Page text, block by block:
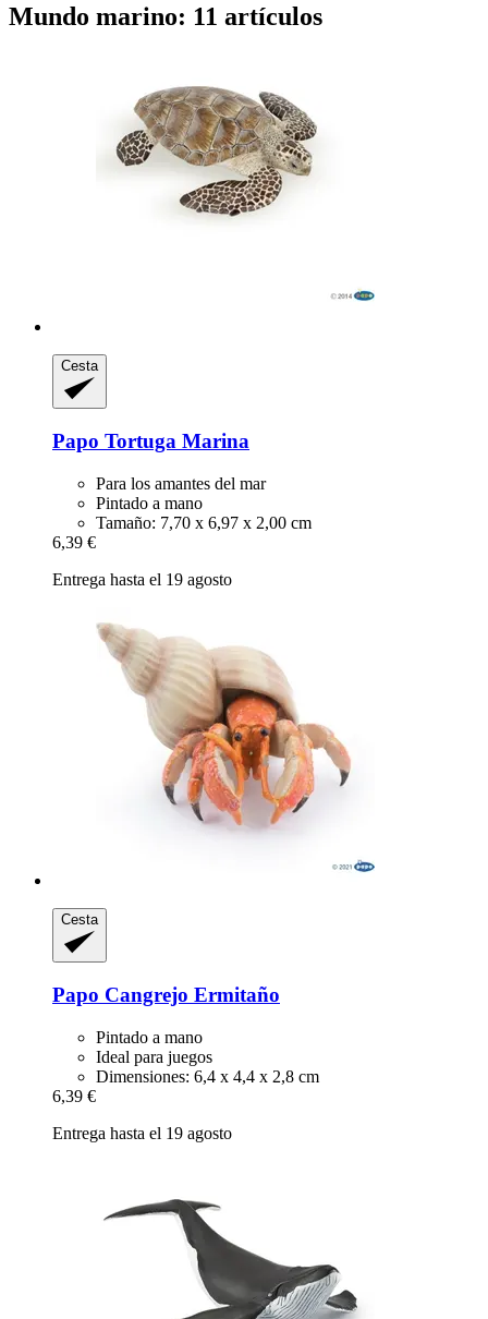
Mundo marino: 11 artículos
Cesta
Papo Tortuga Marina
Para los amantes del mar
Pintado a mano
Tamaño: 7,70 x 6,97 x 2,00 cm
6,39 €
Entrega hasta el 19 agosto
Cesta
Papo Cangrejo Ermitaño
Pintado a mano
Ideal para juegos
Dimensiones: 6,4 x 4,4 x 2,8 cm
6,39 €
Entrega hasta el 19 agosto